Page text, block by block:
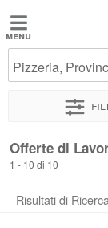
Jobbydoo
Offerte
Stipendi
Pizzeria,
Offerte di
1 - 10 di 10
Risultati di